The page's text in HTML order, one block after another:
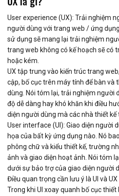
User experience (UX): Trải nghiệm
người dùng với trang web / ứng
sử dụng sẽ mang lại trải nghiệm
trang web không có kế hoạch sẽ có
hoặc kém.
UX tập trung vào kiến ​​trúc trang
cập, bố cục trên máy tính để bàn và
dùng. Nói tóm lại, trải nghiệm người
độ dễ dàng hay khó khăn khi điều
diện người dùng mà các nhà thiết kế
User interface (UI): Giao diện người
họa của bất kỳ ứng dụng nào. Nó
phông chữ và kiểu thiết kế, trường
ảnh và giao diện hoạt ảnh. Nói tóm
dưới sự bảo trợ của giao diện người
Điều quan trọng cần lưu ý là UI và
Trong khi UI xoay quanh bố cục